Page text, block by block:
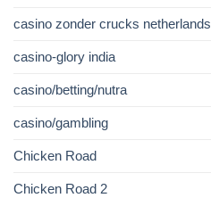
casino zonder crucks netherlands
casino-glory india
casino/betting/nutra
casino/gambling
Chicken Road
Chicken Road 2